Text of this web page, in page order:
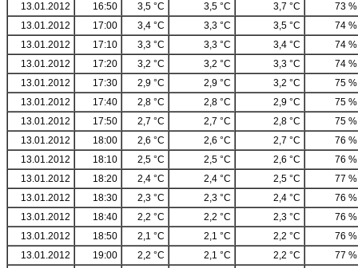
13.01.2012
16:50 3,5 °C 3,5 °C 3,7 °C
73 %
13.01.2012
17:00 3,4 °C 3,3 °C 3,5 °C
74 %
13.01.2012
17:10 3,3 °C 3,3 °C 3,4 °C
74 %
13.01.2012
17:20 3,2 °C 3,2 °C 3,3 °C
74 %
13.01.2012
17:30 2,9 °C 2,9 °C 3,2 °C
75 %
13.01.2012
17:40 2,8 °C 2,8 °C 2,9 °C
75 %
13.01.2012
17:50 2,7 °C 2,7 °C 2,8 °C
75 %
13.01.2012
18:00 2,6 °C 2,6 °C 2,7 °C
76 %
13.01.2012
18:10 2,5 °C 2,5 °C 2,6 °C
76 %
13.01.2012
18:20 2,4 °C 2,4 °C 2,5 °C
77 %
13.01.2012
18:30 2,3 °C 2,3 °C 2,4 °C
76 %
13.01.2012
18:40 2,2 °C 2,2 °C 2,3 °C
76 %
13.01.2012
18:50 2,1 °C 2,1 °C 2,2 °C
76 %
13.01.2012
19:00 2,2 °C 2,1 °C 2,2 °C
77 %